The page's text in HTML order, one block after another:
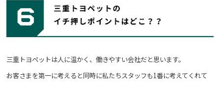
三重トヨペットは人に温かく、働きやすい会社だと思います。
お客さまを第一に考えると同時に私たちスタッフも1番に考えてくれて